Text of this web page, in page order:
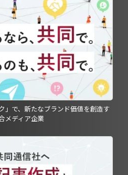
」で、新たなブランド価値を創造す
メディア企業